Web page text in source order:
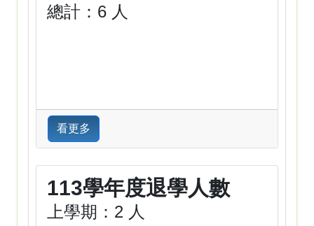
總計：6 人
看更多
113學年度退學人數
上學期：2 人